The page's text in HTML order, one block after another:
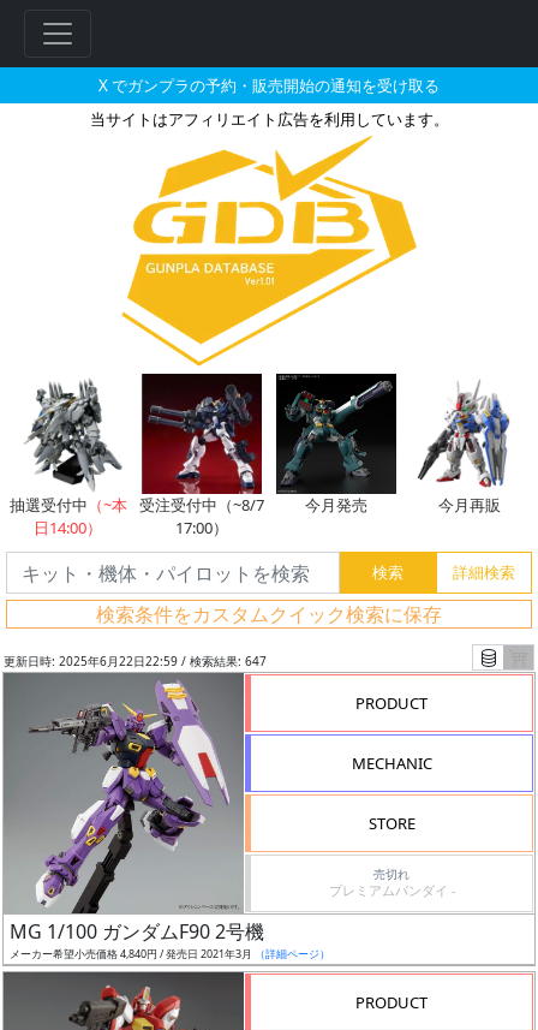
X でガンプラの予約・販売開始の通知を受け取る
当サイトはアフィリエイト広告を利用しています。
MG 1/100 ガンダムF90 2号機と
抽選受付中 （~本
日14:00）
受注受付中（~8/7
17:00）
今月発売 今月再販
検索条件をカスタムクイック検索に保存
フ
リ
更新日時: 2025年6月22日22:59 / 検索結果: 647
PRODUCT
MECHANIC
STORE
売切れ
プレミアムバンダイ -
MG 1/100 ガンダムF90 2号機
メーカー希望小売価格 4,840円 / 発売日 2021年3月 （詳細ページ）
PRODUCT